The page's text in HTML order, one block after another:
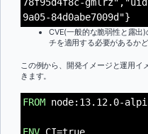
9a05-84d0abe7009d"}
CVE(一般的な脆弱性と露出
チを適用する必要があるか
この例から、開発イメージと運用
きます。
FROM node:13.12.0-